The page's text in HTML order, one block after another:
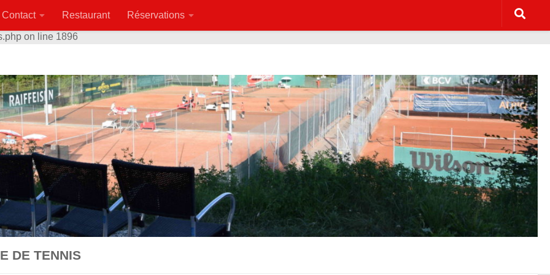
of type array|string is deprecated in/home/clients/931357c516d28a267bffedff0cd59b35/web/wp-
on line 1896
Contact Restaurant Réservations
DE TENNIS